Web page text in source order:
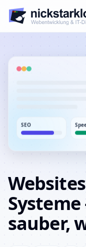
Zum Inhalt springen
Systeme
sauber,
SEO